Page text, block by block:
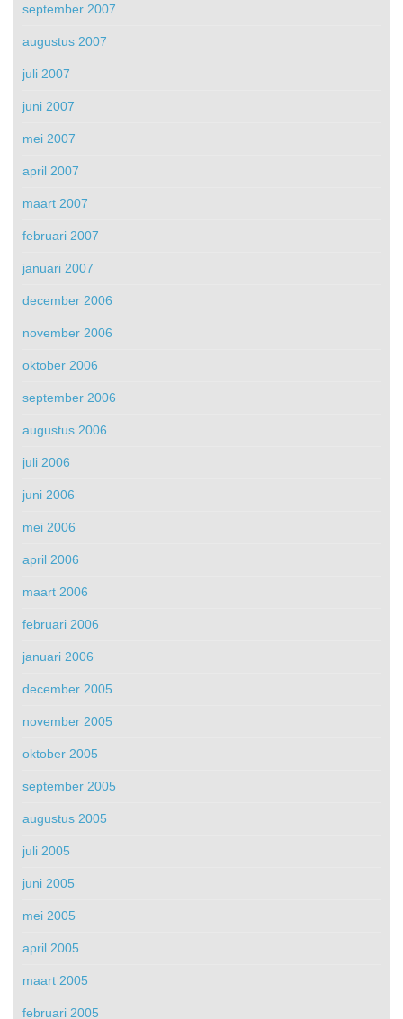
september 2007
augustus 2007
juli 2007
juni 2007
mei 2007
april 2007
maart 2007
februari 2007
januari 2007
december 2006
november 2006
oktober 2006
september 2006
augustus 2006
juli 2006
juni 2006
mei 2006
april 2006
maart 2006
februari 2006
januari 2006
december 2005
november 2005
oktober 2005
september 2005
augustus 2005
juli 2005
juni 2005
mei 2005
april 2005
maart 2005
februari 2005